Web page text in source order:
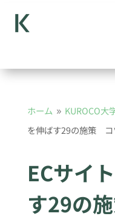
ホーム 9 KUROCO大
を伸ばす29の施策 コ
ECサイ
す29の